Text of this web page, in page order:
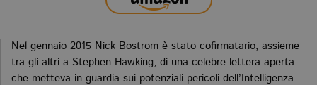
Nel gennaio 2015 Nick Bostrom è stato cofirmatario, assieme
tra gli altri a Stephen Hawking, di una celebre lettera aperta
che metteva in guardia sui potenziali pericoli dell’Intelligenza